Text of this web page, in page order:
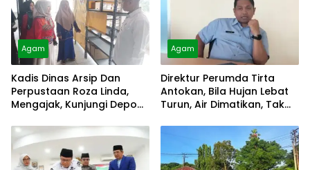
Agam
Kadis Dinas Arsip Dan
Perpustaan Roza Linda,
Mengajak, Kunjungi Depo
Agam
Direktur Perumda Tirta
Antokan, Bila Hujan Lebat
Turun, Air Dimatikan, Tak